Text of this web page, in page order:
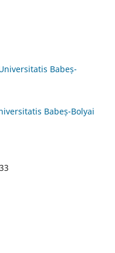
Babeș-
Babeș-Bolyai